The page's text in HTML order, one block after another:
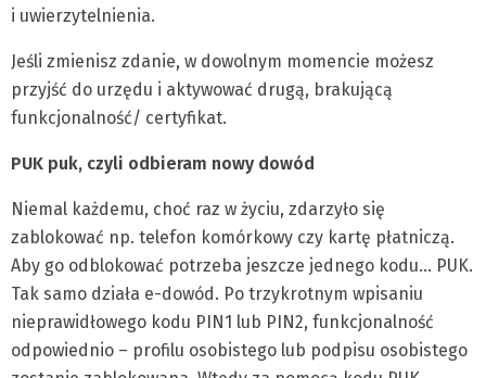
i uwierzytelnienia.
Jeśli zmienisz zdanie, w dowolnym momencie możesz
przyjść do urzędu i aktywować drugą, brakującą
funkcjonalność/ certyfikat.
PUK puk, czyli odbieram nowy dowód
Niemal każdemu, choć raz w życiu, zdarzyło się
zablokować np. telefon komórkowy czy kartę płatniczą.
Aby go odblokować potrzeba jeszcze jednego kodu… PUK.
Tak samo działa e-dowód. Po trzykrotnym wpisaniu
nieprawidłowego kodu PIN1 lub PIN2, funkcjonalność
odpowiednio – profilu osobistego lub podpisu osobistego